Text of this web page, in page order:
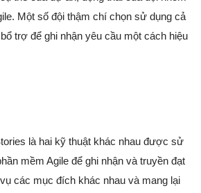
Một số đội thậm chí chọn sử dụng cả
trợ để ghi nhận yêu cầu một cách hiệu
là hai kỹ thuật khác nhau được sử
mềm Agile để ghi nhận và truyền đạt
các mục đích khác nhau và mang lại